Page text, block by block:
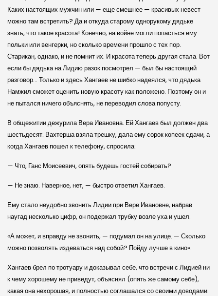
Каких настоящих мужчин или — еще смешнее — красивых невест
можно там встретить? Да и откуда старому однорукому дядьке
знать, что такое красота! Конечно, на войне могли попасться ему
польки или венгерки, но сколько времени прошло с тех пор.
Старикан, однако, и не помнит их. И красота теперь другая стала. Вот
если бы дядька на Лидию разок посмотрел — был бы настоящий
разговор… Только и здесь Хангаев не шибко надеялся, что дядька
Намжил сможет оценить новую красоту как положено. Поэтому он и
не пытался ничего объяснять, не переводил слова попусту.
В общежитии дежурила Вера Ивановна. Ей Хангаев был должен два
шестьдесят. Вахтерша взяла трешку, дала ему сорок копеек сдачи, а
когда Хангаев пошел к телефону, спросила:
— Что, Ганс Моисеевич, опять будешь гостей собирать?
— Не знаю. Наверное, нет, — быстро ответил Хангаев.
Ему стало неудобно звонить Лидии при Вере Ивановне, набрав
наугад несколько цифр, он подержал трубку возле уха и ушел.
«А может, и вправду не звонить, — подумал он на улице. — Сколько
можно позволять издеваться над собой? Пойду лучше в кино».
Хангаев брел по тротуару и доказывал себе, что встречи с Лидией ни
к чему хорошему не приведут, объяснял (опять же самому себе),
какая она нехорошая, и полностью соглашался со своими доводами.